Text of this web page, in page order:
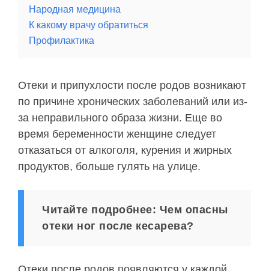
Народная медицина
К какому врачу обратиться
Профилактика
Отеки и припухлости после родов возникают
по причине хронических заболеваний или из-
за неправильного образа жизни. Еще во
время беременности женщине следует
отказаться от алкоголя, курения и жирных
продуктов, больше гулять на улице.
Читайте подробнее: Чем опасны
отеки ног после кесарева?